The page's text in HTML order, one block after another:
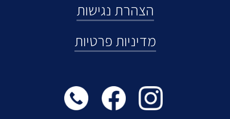
הצהרת נגישות
מדיניות פרטיות